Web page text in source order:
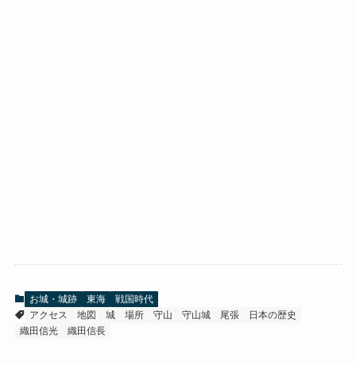
お城・城跡 東海
戦国時代
アクセス
地図 城 場所 守山 守山城 尾張
日本の歴史
織田信光
織田信長